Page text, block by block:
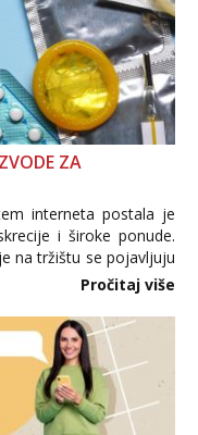
ZA
interneta postala je
i široke ponude.
na tržištu se pojavljuju
internetske
Pročitaj više